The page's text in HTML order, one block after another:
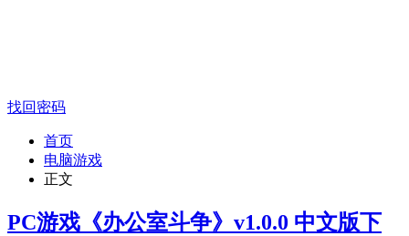
找回密码
首页
电脑游戏
正文
PC游戏《办公室斗争》v1.0.0 中文版下